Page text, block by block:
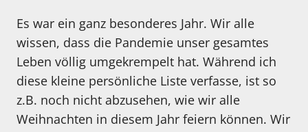
Es war ein ganz besonderes Jahr. Wir alle
wissen, dass die Pandemie unser gesamtes
Leben völlig umgekrempelt hat. Während ich
diese kleine persönliche Liste verfasse, ist so
z.B. noch nicht abzusehen, wie wir alle
Weihnachten in diesem Jahr feiern können. Wir